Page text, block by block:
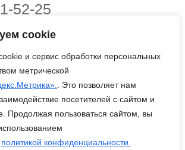
cookie
и сервис обработки персональных
метрической
. Это позволяет нам
посетителей с сайтом и
Продолжая пользоваться сайтом, вы
политикой конфиденциальности.
52-25